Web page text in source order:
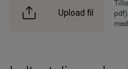
Upload fil